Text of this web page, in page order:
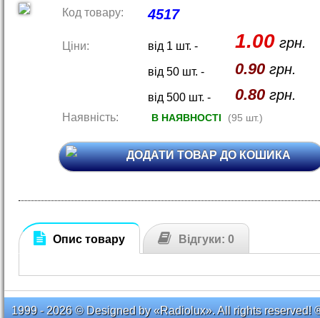
Код товару: 4517
Ціни: від 1 шт. - 1.00грн.
від 50 шт. - 0.90грн.
від 500 шт. - 0.80грн.
Наявність: В НАЯВНОСТІ (95 шт.)
ДОДАТИ ТОВАР ДО КОШИКА
Опис товару Відгуки: 0
1999 - 2026 © Designed by «Radiolux». All rights reserved!